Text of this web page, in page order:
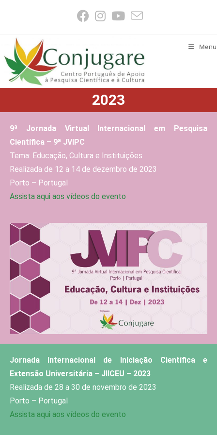
Menu
2023
9ª Jornada Virtual Internacional em Pesquisa
Científica – 9ª JVIPC
Tema: Educação, Cultura e Instituições
Realizada de 12 a 14 de dezembro de 2023
Porto – Portugal
Assista aqui aos vídeos do evento
Jornada Internacional de Iniciação Científica e
Extensão Universitária – JIICEU – 2023
Realizada de 28 a 30 de novembro de 2023
Porto – Portugal
Assista aqui aos vídeos do evento